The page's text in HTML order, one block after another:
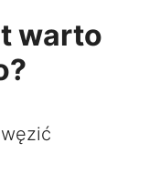
warto